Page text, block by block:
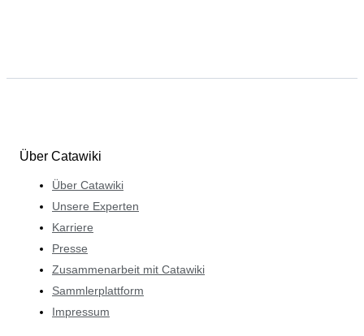
Über Catawiki
Über Catawiki
Unsere Experten
Karriere
Presse
Zusammenarbeit mit Catawiki
Sammlerplattform
Impressum